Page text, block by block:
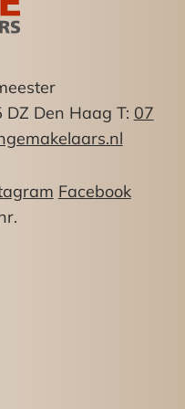
Hollandlaan
op het
goed te bereiken,
bus- en
tegenover de winkel
het object zijn
Den Haag T: 07
Facebook